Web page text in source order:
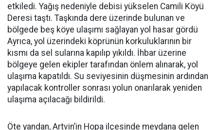
etkiledi. Yağış nedeniyle debisi yükselen Camili Köyü
Deresi taştı. Taşkında dere üzerinde bulunan ve
bölgede beş köye ulaşımı sağlayan yol hasar gördü
Ayrıca, yol üzerindeki köprünün korkuluklarının bir
kısmı da sel sularına kapılıp yıkıldı. İhbar üzerine
bölgeye gelen ekipler tarafından önlem alınarak, yol
ulaşıma kapatıldı. Su seviyesinin düşmesinin ardından
yapılacak kontroller sonrası yolun onarılarak yeniden
ulaşıma açılacağı bildirildi.
Öte yandan, Artvin’in Hopa ilçesinde meydana gelen